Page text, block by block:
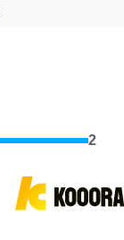
2